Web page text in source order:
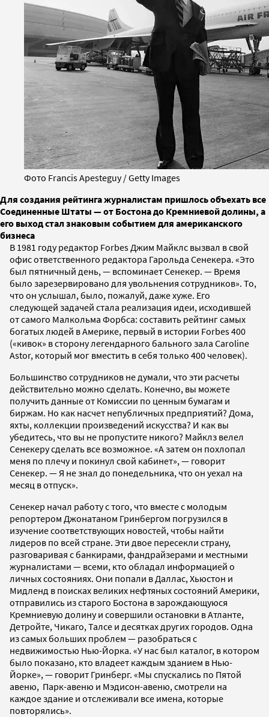
Фото Francis Apesteguy / Getty Images
Для создания рейтинга журналистам пришлось объехать все
Соединенные Штаты — от Бостона до Кремниевой долины, а
его выход стал знаковым событием для американского
бизнеса
В 1981 году редактор Forbes Джим Майклс вызвал в свой
офис ответственного редактора Гарольда Сенекера. «Это
был пятничный день, — вспоминает Сенекер. — Время
было зарезервировано для увольнения сотрудников». То,
что он услышал, было, пожалуй, даже хуже. Его
следующей задачей стала реализация идеи, исходившей
от самого Малкольма Форбса: составить рейтинг самых
богатых людей в Америке, первый в истории Forbes 400
(«кивок» в сторону легендарного бального зала Caroline
Astor, который мог вместить в себя только 400 человек).
Большинство сотрудников не думали, что эти расчеты
действительно можно сделать. Конечно, вы можете
получить данные от Комиссии по ценным бумагам и
биржам. Но как насчет непубличных предприятий? Дома,
яхты, коллекции произведений искусства? И как вы
убедитесь, что вы не пропустите никого? Майклз велел
Сенекеру сделать все возможное. «А затем он похлопал
меня по плечу и покинул свой кабинет», — говорит
Сенекер. — Я не знал до понедельника, что он уехал на
месяц в отпуск».
Сенекер начал работу с того, что вместе с молодым
репортером Джонатаном Гринбергом погрузился в
изучение соответствующих новостей, чтобы найти
лидеров по всей стране. Эти двое пересекли страну,
разговаривая с банкирами, фандрайзерами и местными
журналистами — всеми, кто обладал информацией о
личных состояниях. Они попали в Даллас, Хьюстон и
Мидленд в поисках великих нефтяных состояний Америки,
отправились из старого Бостона в зарождающуюся
Кремниевую долину и совершили остановки в Атланте,
Детройте, Чикаго, Талсе и десятках других городов. Одна
из самых больших проблем — разобраться с
недвижимостью Нью-Йорка. «У нас был каталог, в котором
было показано, кто владеет каждым зданием в Нью-
Йорке», — говорит Гринберг. «Мы спускались по Пятой
авеню, Парк-авеню и Мэдисон-авеню, смотрели на
каждое здание и отслеживали все имена, которые
повторялись».